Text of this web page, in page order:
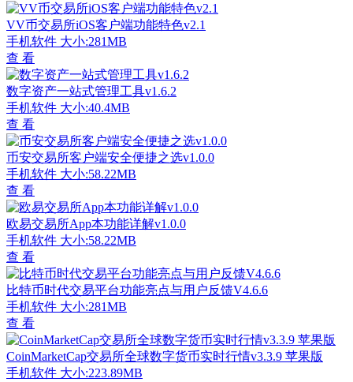
VV币交易所iOS客户端功能特色v2.1
手机软件 大小:281MB
查 看
数字资产一站式管理工具v1.6.2
手机软件 大小:40.4MB
查 看
币安交易所客户端安全便捷之选v1.0.0
手机软件 大小:58.22MB
查 看
欧易交易所App本功能详解v1.0.0
手机软件 大小:58.22MB
查 看
比特币时代交易平台功能亮点与用户反馈V4.6.6
手机软件 大小:281MB
查 看
CoinMarketCap交易所全球数字货币实时行情v3.3.9 苹果版
手机软件 大小:223.89MB